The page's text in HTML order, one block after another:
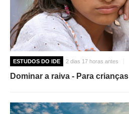
ESTUDOS DO IDE 2 dias 17 horas antes
Dominar a raiva - Para crianças